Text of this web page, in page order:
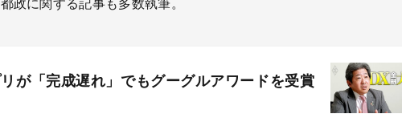
が「完成遅れ」でもグーグルアワードを受賞